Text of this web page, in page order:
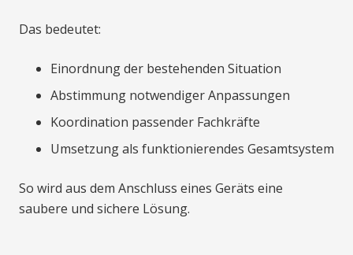
Das bedeutet:
Einordnung der bestehenden Situation
Abstimmung notwendiger Anpassungen
Koordination passender Fachkräfte
Umsetzung als funktionierendes Gesamtsystem
So wird aus dem Anschluss eines Geräts eine
saubere und sichere Lösung.